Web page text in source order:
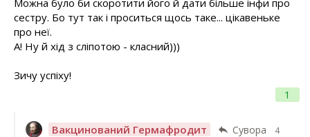
1
сестру. Бо тут так і проситься щось таке... цікавеньке
про неї.
А! Ну й хід з сліпотою - класний)))
Зичу успіху!
Вакцинований Гермафродит Сувора
4